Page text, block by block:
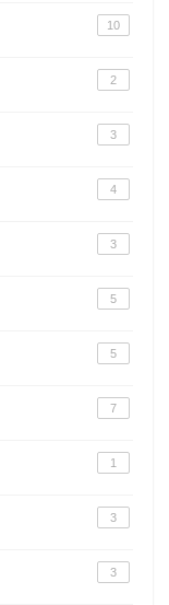
10
2
3
4
3
5
5
7
1
3
3